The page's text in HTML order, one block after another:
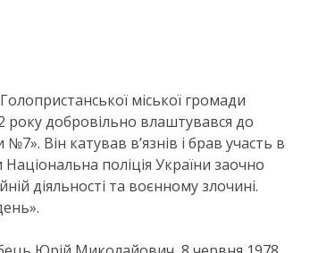
міської громади
року добровільно влаштувався до
Він катував вʼязнів і брав участь в
Національна поліція України заочно
діяльності та воєнному злочині.